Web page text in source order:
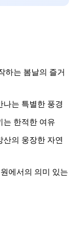
하는 봄날의 즐거
나는 특별한 풍경
는 한적한 여유
의 웅장한 자연
에서의 의미 있는